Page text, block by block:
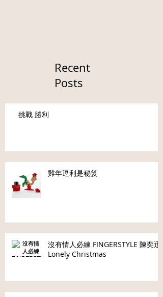
Recent
Posts
挑戰 勝利
雞年逗利是秘笈
沒有情人必練 FINGERSTYLE 陳奕迅
Lonely Christmas